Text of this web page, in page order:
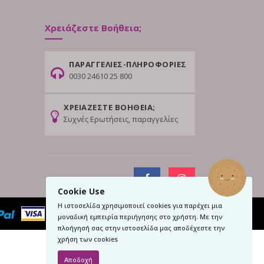
Cookie Use
Η ιστοσελίδα χρησιμοποιεί cookies για παρέχει μια
μοναδική εμπειρία περιήγησης στο χρήστη. Με την
πλοήγησή σας στην ιστοσελίδα μας αποδέχεστε την
χρήση των cookies
Αποδοχή
Χρειάζεστε Βοήθεια;
ΠΑΡΑΓΓΕΛΙΕΣ-ΠΛΗΡΟΦΟΡΙΕΣ
0030 24610 25 800
ΧΡΕΙΑΖΕΣΤΕ ΒΟΗΘΕΙΑ;
Συχνές Ερωτήσεις, παραγγελίες